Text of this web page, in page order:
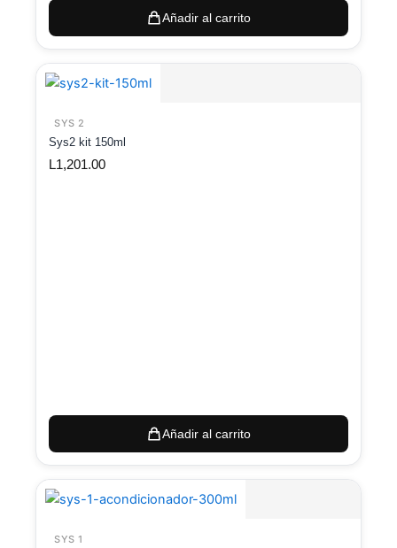
Añadir al carrito
SYS 2
Sys2 kit 150ml
L1,201.00
Añadir al carrito
SYS 1